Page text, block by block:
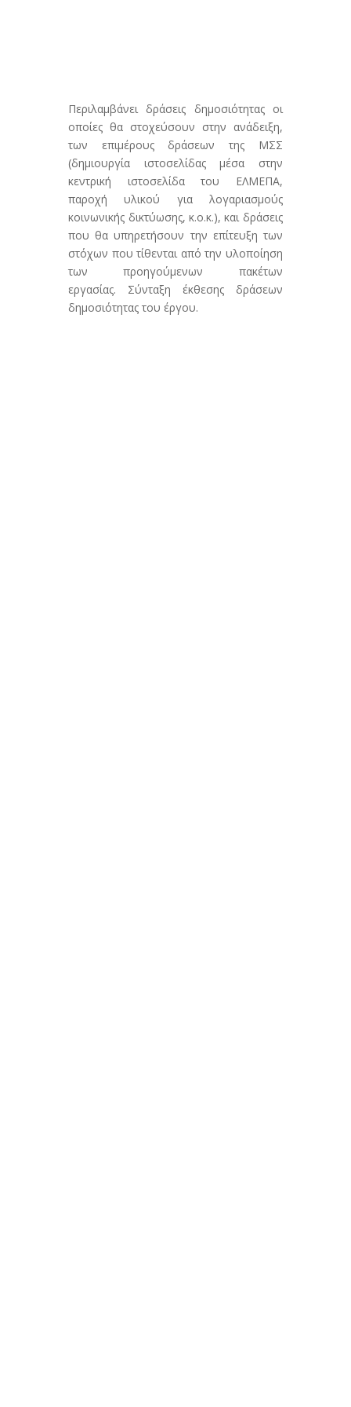
Περιλαμβάνει δράσεις δημοσιότητας οι
οποίες θα στοχεύσουν στην ανάδειξη,
των επιμέρους δράσεων της ΜΣΣ
(δημιουργία ιστοσελίδας μέσα στην
κεντρική ιστοσελίδα του ΕΛΜΕΠΑ,
παροχή υλικού για λογαριασμούς
κοινωνικής δικτύωσης, κ.ο.κ.), και δράσεις
που θα υπηρετήσουν την επίτευξη των
στόχων που τίθενται από την υλοποίηση
των προηγούμενων πακέτων
εργασίας. Σύνταξη έκθεσης δράσεων
δημοσιότητας του έργου.